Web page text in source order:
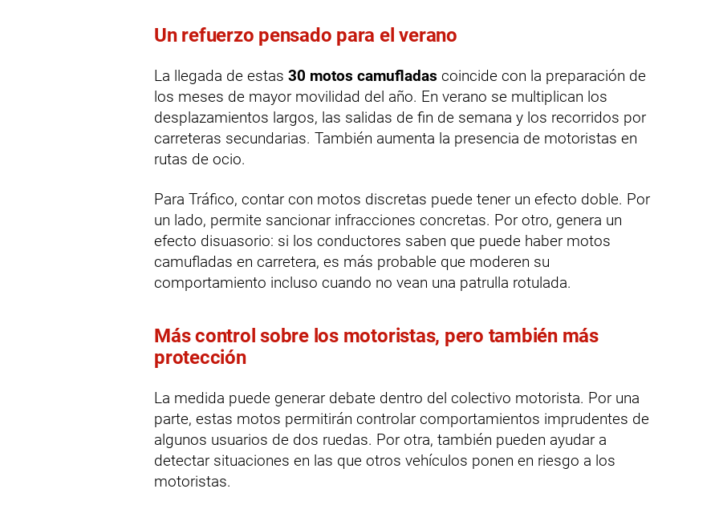
Un refuerzo pensado para el verano
La llegada de estas 30 motos camufladas coincide con la preparación de
los meses de mayor movilidad del año. En verano se multiplican los
desplazamientos largos, las salidas de fin de semana y los recorridos por
carreteras secundarias. También aumenta la presencia de motoristas en
rutas de ocio.
Para Tráfico, contar con motos discretas puede tener un efecto doble. Por
un lado, permite sancionar infracciones concretas. Por otro, genera un
efecto disuasorio: si los conductores saben que puede haber motos
camufladas en carretera, es más probable que moderen su
comportamiento incluso cuando no vean una patrulla rotulada.
Más control sobre los motoristas, pero también más
protección
La medida puede generar debate dentro del colectivo motorista. Por una
parte, estas motos permitirán controlar comportamientos imprudentes de
algunos usuarios de dos ruedas. Por otra, también pueden ayudar a
detectar situaciones en las que otros vehículos ponen en riesgo a los
motoristas.